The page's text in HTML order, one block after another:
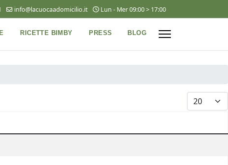
info@lacuocaadomicilio.it Lun - Mer 09:00 > 17:00
RICETTE BIMBY PRESS BLOG